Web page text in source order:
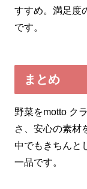
すすめ。満足度
です。
まとめ
野菜をmotto ク
さ、安心の素材
中でもきちんと
一品です。